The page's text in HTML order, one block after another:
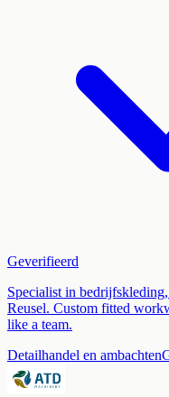
Geverifieerd
Specialist in
Reusel. Custom fitted
like a team.
Detailhandel en ambachten